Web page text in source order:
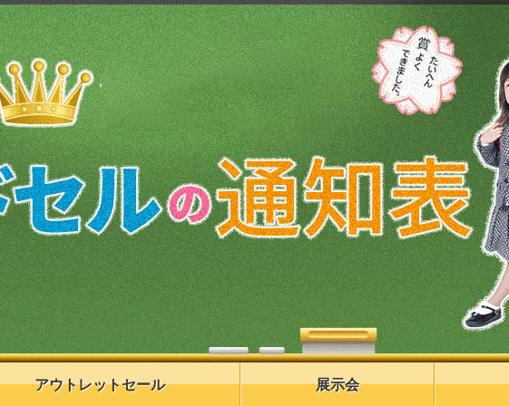
アウトレットセール 展示会